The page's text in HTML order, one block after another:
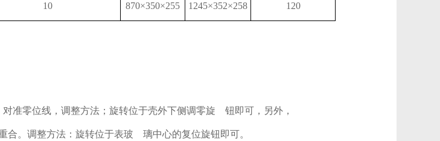
10 870×350×255 1245×352×258 120
准零位线，调整方法；旋转位于壳外下侧调零旋 钮即可，另外，
合。调整方法：旋转位于表玻 璃中心的复位旋钮即可。